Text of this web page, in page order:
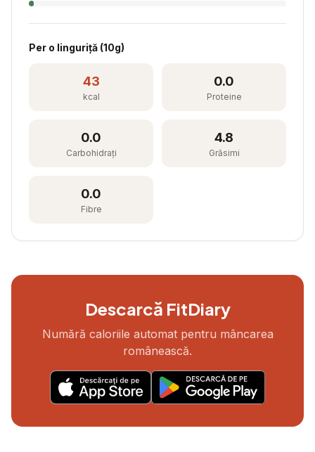
Per o linguriță (10g)
43
kcal
0.0
Proteine
0.0
Carbohidrați
4.8
Grăsimi
0.0
Fibre
Descarcă FitDiary
Numără caloriile automat pentru mâncarea
românească.